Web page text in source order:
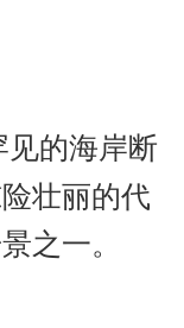
见的海岸断
壮丽的代
之一。